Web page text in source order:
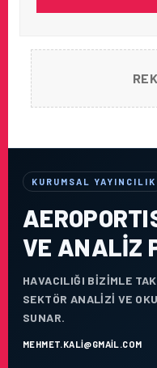
KURUMSAL YAYINCILIK
VE ANALIZ
HAVACILIĞI BIZIMLE
SEKTÖR ANALIZI VE
SUNAR.
MEHMET.KALI@GMAIL.COM